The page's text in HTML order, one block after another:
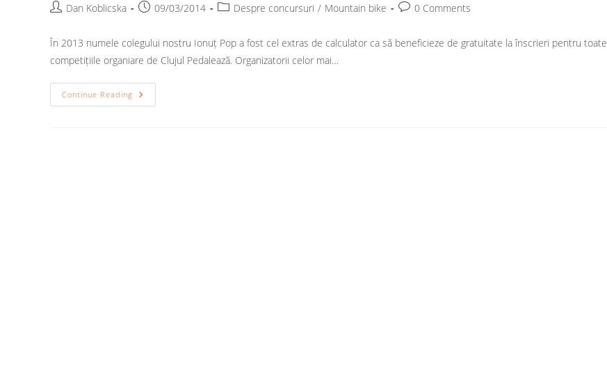
PostDan Koblicska
Post09/03/2014
PostDespre concursuri / Mountain bike
Post0 Comments
În 2013 numele colegului nostru Ionuț Pop a fost cel extras de calculator ca să beneficieze de gratuitate la înscrieri pentru toate
competițiile organiare de Clujul Pedalează. Organizatorii celor mai…
Continue Reading Clujul
Pedalează